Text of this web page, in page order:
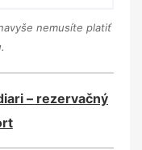
nemusíte platiť
– rezervačný